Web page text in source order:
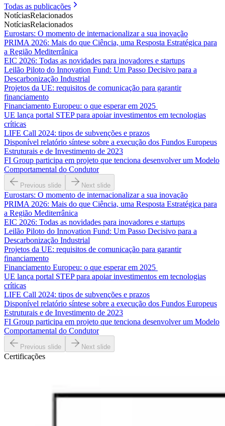
Todas as publicações
NotíciasRelacionados
NotíciasRelacionados
Eurostars: O momento de internacionalizar a sua inovação
PRIMA 2026: Mais do que Ciência, uma Resposta Estratégica para
a Região Mediterrânica
EIC 2026: Todas as novidades para inovadores e startups
Leilão Piloto do Innovation Fund: Um Passo Decisivo para a
Descarbonização Industrial
Projetos da UE: requisitos de comunicação para garantir
financiamento
Financiamento Europeu: o que esperar em 2025
UE lança portal STEP para apoiar investimentos em tecnologias
críticas
LIFE Call 2024: tipos de subvenções e prazos
Disponível relatório síntese sobre a execução dos Fundos Europeus
Estruturais e de Investimento de 2023
FI Group participa em projeto que tenciona desenvolver um Modelo
Comportamental do Condutor
Previous slide Next slide
Eurostars: O momento de internacionalizar a sua inovação
PRIMA 2026: Mais do que Ciência, uma Resposta Estratégica para
a Região Mediterrânica
EIC 2026: Todas as novidades para inovadores e startups
Leilão Piloto do Innovation Fund: Um Passo Decisivo para a
Descarbonização Industrial
Projetos da UE: requisitos de comunicação para garantir
financiamento
Financiamento Europeu: o que esperar em 2025
UE lança portal STEP para apoiar investimentos em tecnologias
críticas
LIFE Call 2024: tipos de subvenções e prazos
Disponível relatório síntese sobre a execução dos Fundos Europeus
Estruturais e de Investimento de 2023
FI Group participa em projeto que tenciona desenvolver um Modelo
Comportamental do Condutor
Previous slide Next slide
Certificações